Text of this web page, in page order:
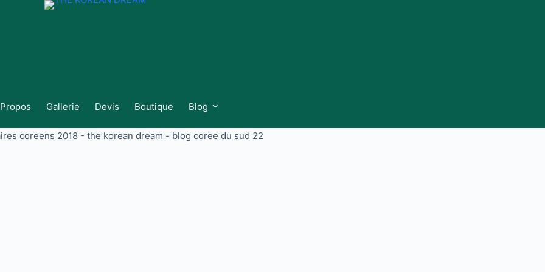
Gallerie Devis Boutique Blog